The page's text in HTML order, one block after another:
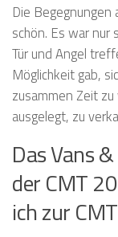
Die Begegnungen
schön. Es war nur
Tür und Angel
Möglichkeit gab,
zusammen Zeit
ausgelegt, zu
Das Vans
der CMT
ich zur